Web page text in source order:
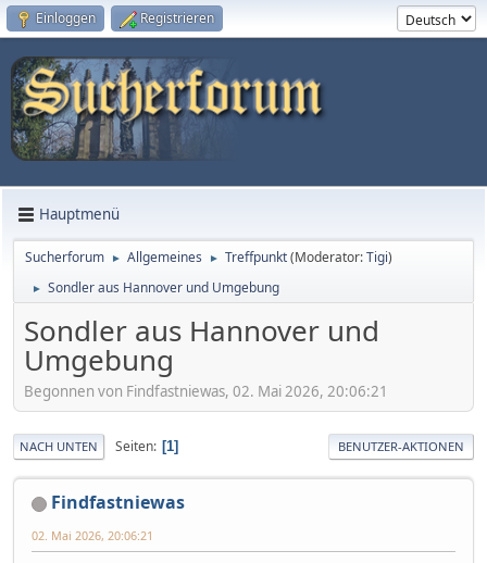
Einloggen Registrieren
Hauptmenü
Sucherforum ► Allgemeines ► Treffpunkt(Moderator:Tigi)
► Sondler aus Hannover und Umgebung
Sondler aus Hannover und
Umgebung
Begonnen von Findfastniewas, 02. Mai 2026, 20:06:21
NACH UNTEN Seiten 1 BENUTZER-AKTIONEN
Findfastniewas
02. Mai 2026, 20:06:21